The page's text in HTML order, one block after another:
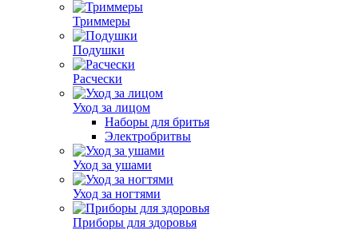
Триммеры
Подушки
Расчески
Уход за лицом
Наборы для бритья
Электробритвы
Уход за ушами
Уход за ногтями
Приборы для здоровья